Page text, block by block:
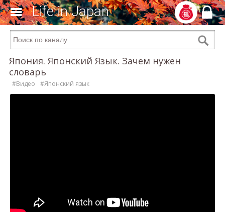
Life in Japan
Япония. Японский Язык. Зачем нужен
словарь
#Видео #Японский язык